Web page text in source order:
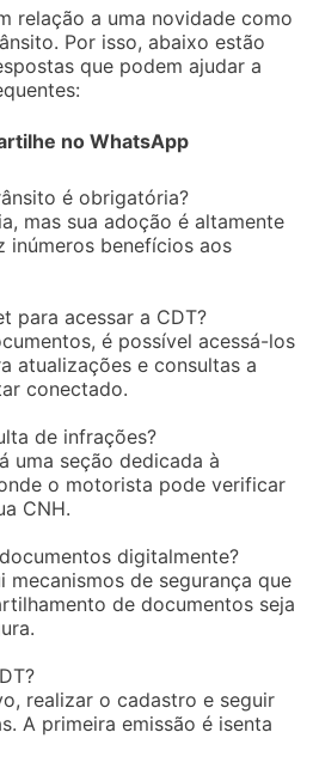
relação a uma novidade como
Por isso, abaixo estão
que podem ajudar a
no WhatsApp
é obrigatória?
mas sua adoção é altamente
inúmeros benefícios aos
para acessar a CDT?
é possível acessá-los
atualizações e consultas a
conectado.
de infrações?
uma seção dedicada à
o motorista pode verificar
CNH.
digitalmente?
mecanismos de segurança que
de documentos seja
realizar o cadastro e seguir
A primeira emissão é isenta